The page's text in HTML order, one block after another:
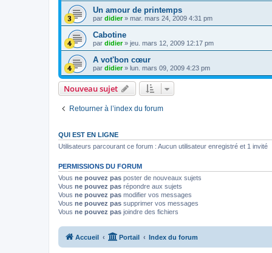
Un amour de printemps
par didier» mar. mars 24, 2009 4:31 pm
Cabotine
par didier» jeu. mars 12, 2009 12:17 pm
A vot'bon cœur
par didier» lun. mars 09, 2009 4:23 pm
Nouveau sujet
Retourner à l’index du forum
QUI EST EN LIGNE
Utilisateurs parcourant ce forum : Aucun utilisateur enregistré et 1 invité
PERMISSIONS DU FORUM
Vous ne pouvez pas poster de nouveaux sujets
Vous ne pouvez pas répondre aux sujets
Vous ne pouvez pas modifier vos messages
Vous ne pouvez pas supprimer vos messages
Vous ne pouvez pas joindre des fichiers
Accueil Portail Index du forum